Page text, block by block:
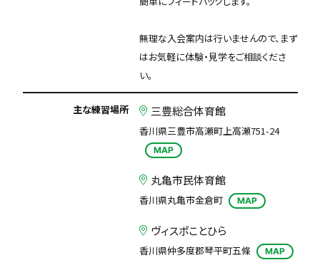
無理な入会案内は行いませんので、まず
はお気軽に体験・見学をご相談くださ
い。
主な練習場所 三豊総合体育館
香川県三豊市高瀬町上高瀬751-24
MAP
丸亀市民体育館
香川県丸亀市金倉町 MAP
ヴィスポことひら
香川県仲多度郡琴平町五條 MAP